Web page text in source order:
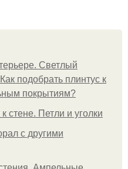
Светлый
подобрать плинтус к
покрытиям?
стене. Петли и уголки
с другими